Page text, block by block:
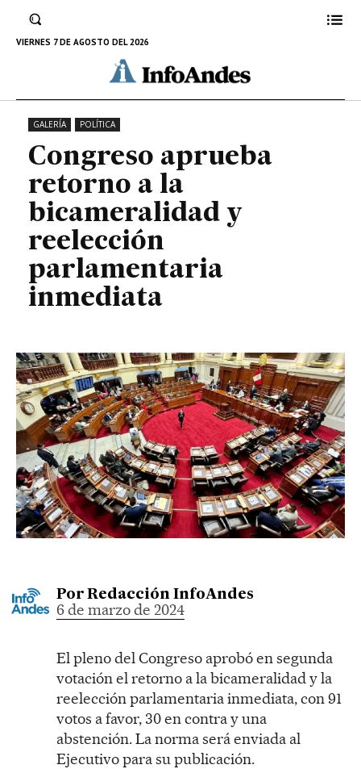
VIERNES 7 DE AGOSTO DEL 2026
parlamentaria inmediata
6 DE MARZO DE 2024
GALERÍA POLÍTICA
Congreso aprueba
retorno a la
bicameralidad y
reelección
parlamentaria
inmediata
Por Redacción InfoAndes
6 de marzo de 2024
El pleno del Congreso aprobó en segunda
votación el retorno a la bicameralidad y la
reelección parlamentaria inmediata, con 91
votos a favor, 30 en contra y una
abstención. La norma será enviada al
Ejecutivo para su publicación.